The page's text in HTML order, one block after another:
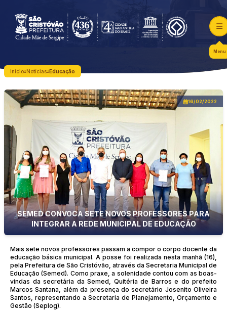
Menu
Início Notícias Educação
16/02/2022
SEMED CONVOCA SETE NOVOS PROFESSORES PARA
INTEGRAR A REDE MUNICIPAL DE EDUCAÇÃO
Mais sete novos professores passam a compor o corpo docente da
educação básica municipal. A posse foi realizada nesta manhã (16),
pela Prefeitura de São Cristóvão, através da Secretaria Municipal de
Educação (Semed). Como praxe, a solenidade contou com as boas-
vindas da secretária da Semed, Quitéria de Barros e do prefeito
Marcos Santana, além da presença do secretário Josenito Oliveira
Santos, representando a Secretaria de Planejamento, Orçamento e
Gestão (Seplog).